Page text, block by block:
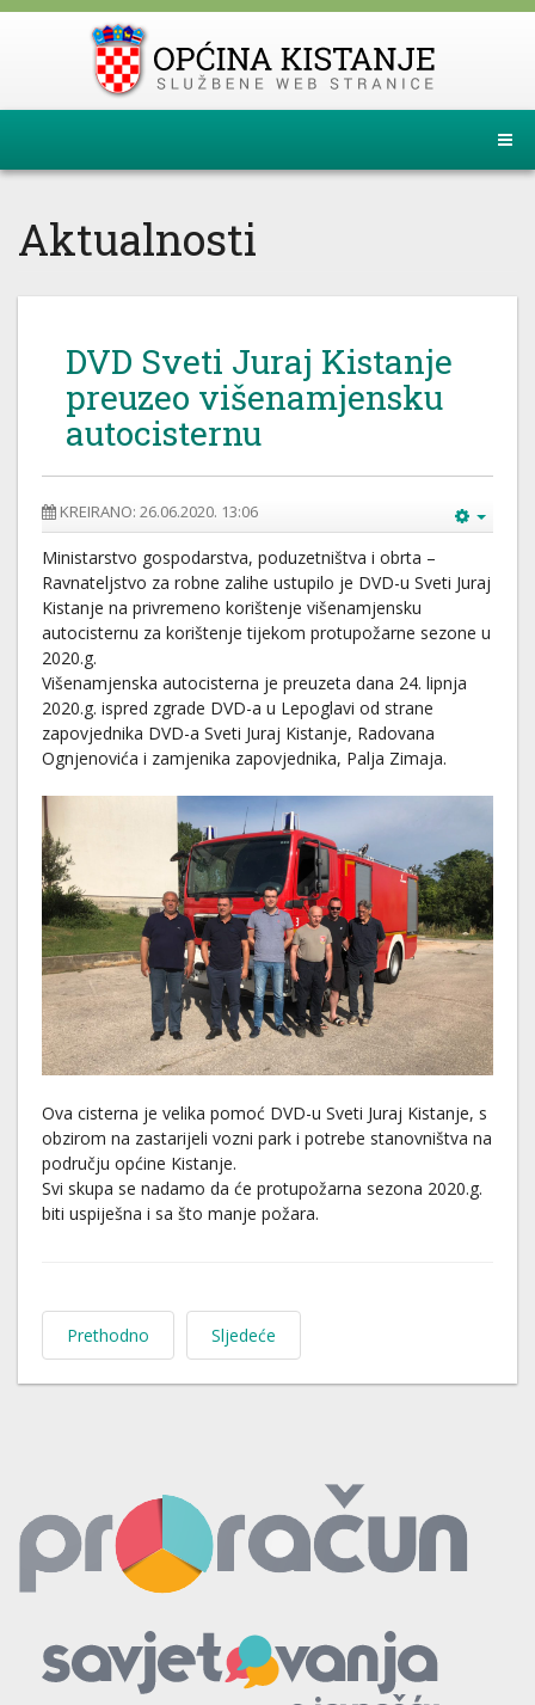
Aktualnosti
DVD Sveti Juraj Kistanje
preuzeo višenamjensku
autocisternu
KREIRANO: 26.06.2020. 13:06
Ministarstvo gospodarstva, poduzetništva i obrta –
Ravnateljstvo za robne zalihe ustupilo je DVD-u Sveti Juraj
Kistanje na privremeno korištenje višenamjensku
autocisternu za korištenje tijekom protupožarne sezone u
2020.g.
Višenamjenska autocisterna je preuzeta dana 24. lipnja
2020.g. ispred zgrade DVD-a u Lepoglavi od strane
zapovjednika DVD-a Sveti Juraj Kistanje, Radovana
Ognjenovića i zamjenika zapovjednika, Palja Zimaja.
Ova cisterna je velika pomoć DVD-u Sveti Juraj Kistanje, s
obzirom na zastarijeli vozni park i potrebe stanovništva na
području općine Kistanje.
Svi skupa se nadamo da će protupožarna sezona 2020.g.
biti uspiješna i sa što manje požara.
Prethodno Sljedeće